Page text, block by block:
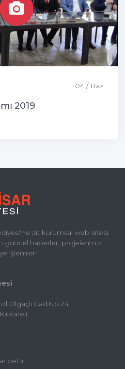
04 / Haz
2019
ait kurumsal web sitesi.
güncel haberler, projelerimiz,
işlemleri
Olgaçlı Cad.No:24